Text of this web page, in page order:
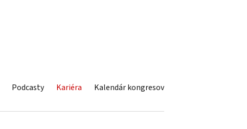
Podcasty Kariéra Kalendár kongresov